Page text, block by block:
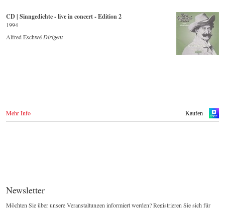
CD | Sinngedichte - live in concert - Edition 2
1994
Alfred Eschwé Dirigent
Kaufen
Mehr Info
Newsletter
Möchten Sie über unsere Veranstaltungen informiert werden? Registrieren Sie sich für